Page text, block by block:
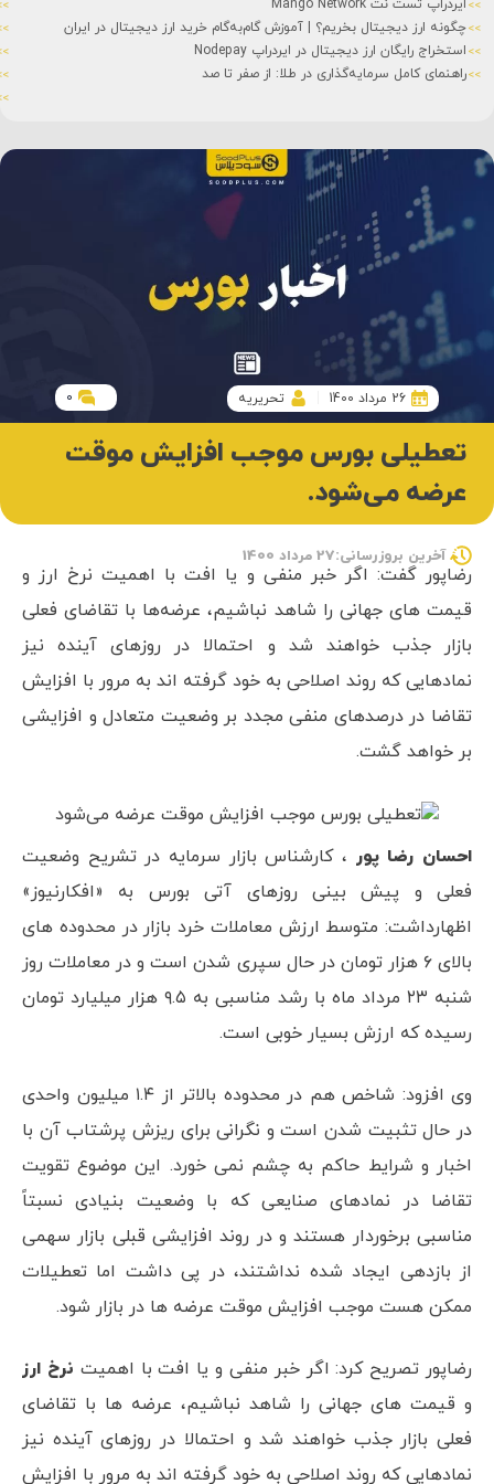
ایردراپ تست نت Mango Network
چگونه ارز دیجیتال بخریم؟ | آموزش گام‌به‌گام خرید ارز دیجیتال در ایران
استخراج رایگان ارز دیجیتال در ایردراپ Nodepay
راهنمای کامل سرمایه‌گذاری در طلا: از صفر تا صد
تعطیلی بورس موجب افزایش موقت
عرضه می‌شود.
26 مرداد 1400 تحریریه 0
آخرین بروزرسانی:27 مرداد 1400
رضاپور گفت: اگر خبر منفی و یا افت با اهمیت نرخ ارز و
قیمت های جهانی را شاهد نباشیم، عرضه‌ها با تقاضای فعلی
بازار جذب خواهند شد و احتمالا در روزهای آینده نیز
نمادهایی که روند اصلاحی به خود گرفته اند به مرور با افزایش
تقاضا در درصدهای منفی مجدد بر وضعیت متعادل و افزایشی
بر خواهد گشت.
احسان رضا پور ، کارشناس بازار سرمایه در تشریح وضعیت
فعلی و پیش بینی روزهای آتی بورس به «افکارنیوز»
اظهارداشت: متوسط ارزش معاملات خرد بازار در محدوده های
بالای ۶ هزار تومان در حال سپری شدن است و در معاملات روز
شنبه ۲۳ مرداد ماه با رشد مناسبی به ۹.۵ هزار میلیارد تومان
رسیده که ارزش بسیار خوبی است.
وی افزود: شاخص هم در محدوده بالاتر از ۱.۴ میلیون واحدی
در حال تثبیت شدن است و نگرانی برای ریزش پرشتاب آن با
اخبار و شرایط حاکم به چشم نمی خورد. این موضوع تقویت
تقاضا در نمادهای صنایعی که با وضعیت بنیادی نسبتاً
مناسبی برخوردار هستند و در روند افزایشی قبلی بازار سهمی
از بازدهی ایجاد شده نداشتند، در پی داشت اما تعطیلات
ممکن هست موجب افزایش موقت عرضه ها در بازار شود.
رضاپور تصریح کرد: اگر خبر منفی و یا افت با اهمیت نرخ ارز
و قیمت های جهانی را شاهد نباشیم، عرضه ها با تقاضای
فعلی بازار جذب خواهند شد و احتمالا در روزهای آینده نیز
نمادهایی که روند اصلاحی به خود گرفته اند به مرور با افزایش